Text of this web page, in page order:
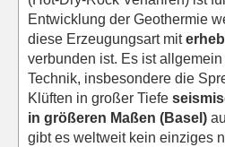
Entwicklung der Geothermie
diese Erzeugungsart mit
verbunden ist. Es ist
Technik, insbesondere die
Klüften in großer Tiefe
in größeren Maßen (Basel)
gibt es weltweit kein einziges